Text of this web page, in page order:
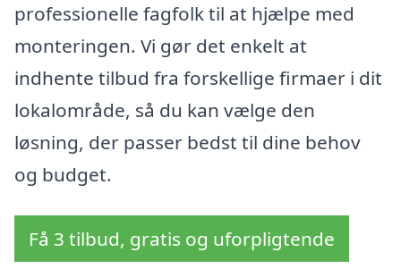
professionelle fagfolk til at hjælpe med
monteringen. Vi gør det enkelt at
indhente tilbud fra forskellige firmaer i dit
lokalområde, så du kan vælge den
løsning, der passer bedst til dine behov
og budget.
Få 3 tilbud, gratis og uforpligtende